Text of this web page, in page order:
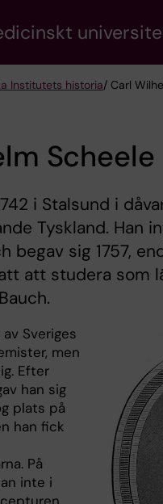
Institutets historia/ Carl
Scheele
i Stalsund i
Tyskland. Han
begav sig 1757,
att studera som
Sveriges
men
Efter
han sig
plats på
han fick
På
inte i